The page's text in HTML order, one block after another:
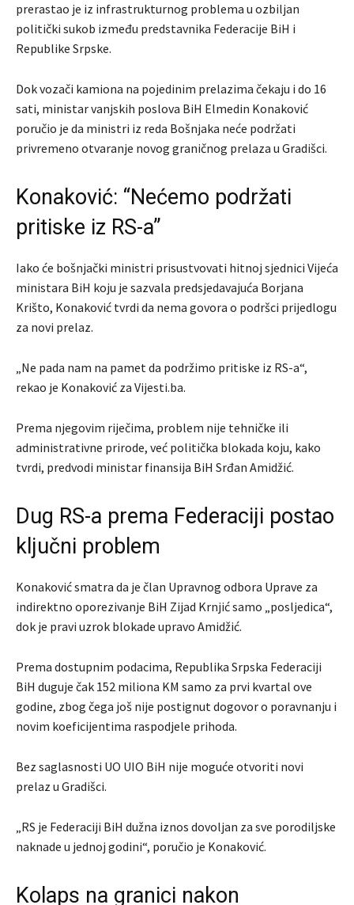
prerastao je iz infrastrukturnog problema u ozbiljan
politički sukob između predstavnika Federacije BiH i
Republike Srpske.
Dok vozači kamiona na pojedinim prelazima čekaju i do 16
sati, ministar vanjskih poslova BiH Elmedin Konaković
poručio je da ministri iz reda Bošnjaka neće podržati
privremeno otvaranje novog graničnog prelaza u Gradišci.
Konaković: “Nećemo podržati
pritiske iz RS-a”
Iako će bošnjački ministri prisustvovati hitnoj sjednici Vijeća
ministara BiH koju je sazvala predsjedavajuća Borjana
Krišto, Konaković tvrdi da nema govora o podršci prijedlogu
za novi prelaz.
„Ne pada nam na pamet da podržimo pritiske iz RS-a“,
rekao je Konaković za Vijesti.ba.
Prema njegovim riječima, problem nije tehničke ili
administrativne prirode, već politička blokada koju, kako
tvrdi, predvodi ministar finansija BiH Srđan Amidžić.
Dug RS-a prema Federaciji postao
ključni problem
Konaković smatra da je član Upravnog odbora Uprave za
indirektno oporezivanje BiH Zijad Krnjić samo „posljedica“,
dok je pravi uzrok blokade upravo Amidžić.
Prema dostupnim podacima, Republika Srpska Federaciji
BiH duguje čak 152 miliona KM samo za prvi kvartal ove
godine, zbog čega još nije postignut dogovor o poravnanju i
novim koeficijentima raspodjele prihoda.
Bez saglasnosti UO UIO BiH nije moguće otvoriti novi
prelaz u Gradišci.
„RS je Federaciji BiH dužna iznos dovoljan za sve porodiljske
naknade u jednoj godini“, poručio je Konaković.
Kolaps na granici nakon